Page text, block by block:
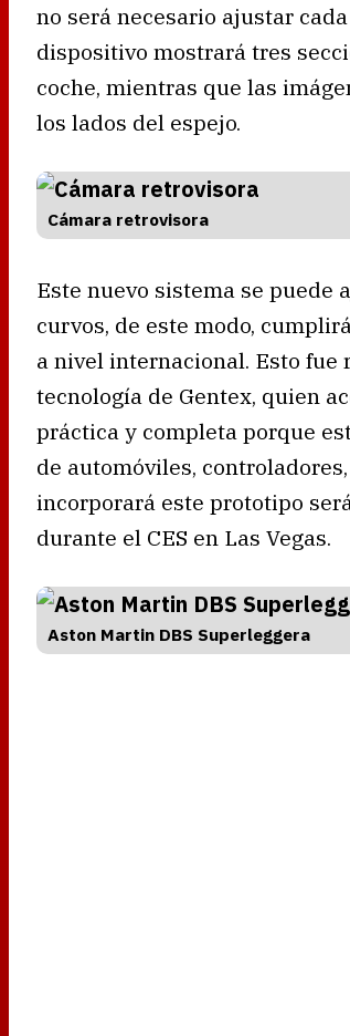
no será necesario ajustar
dispositivo mostrará tres
coche, mientras que las
los lados del espejo.
Cámara retrovisora
Este nuevo sistema se puede
curvos, de este modo,
a nivel internacional. Esto
tecnología de Gentex, quien
práctica y completa porque
de automóviles,
incorporará este prototipo
durante el CES en Las Vegas.
Aston Martin DBS Superleggera